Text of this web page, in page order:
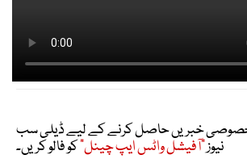
خصوصی خبریں حاصل کرنے کے لیے ڈیلی سب
نیوز"آفیشل واٹس ایپ چینل"کو فالو کریں۔